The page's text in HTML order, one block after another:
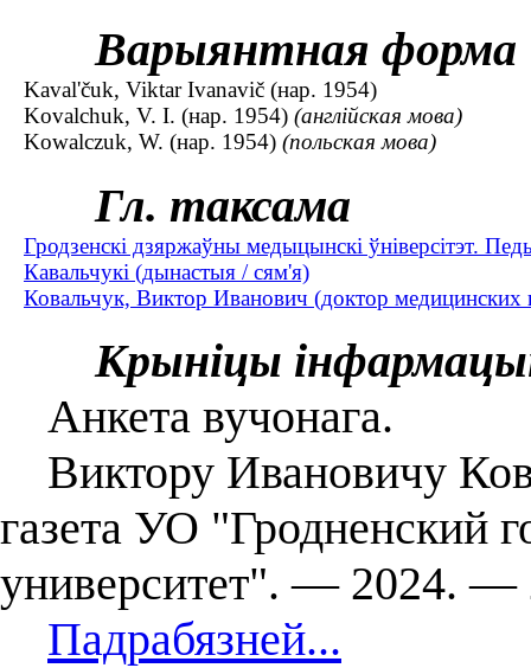
Варыянтная форма
Kaval'čuk, Viktar Ivanavič (нар. 1954)
Kovalchuk, V. I. (нар. 1954) (англійская мова)
Kowalczuk, W. (нар. 1954) (польская мова)
Гл. таксама
Гродзенскі дзяржаўны медыцынскі ўніверсітэт.
Кавальчукі (дынастыя / сям'я)
Ковальчук, Виктор Иванович (доктор медицинских
Крыніцы
Анкета вучонага.
Виктору Ивановичу
газета УО "Гродненский
университет". — 2024.
Падрабязней...